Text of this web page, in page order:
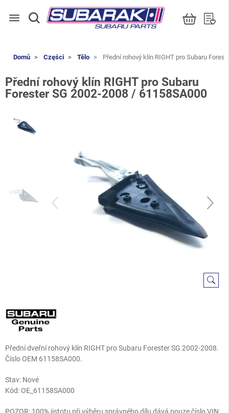
menu
Domů Części Tělo Přední rohový klín RIGHT pro Subaru
Přední rohový klín RIGHT pro Subaru
Forester SG 2002-2008 / 61158SA000
Přední dveřní rohový klín RIGHT pro Subaru Forester SG 2002-2008.
Číslo OEM 61158SA000.
Stav: Nové
Kód:OE_61158SA000